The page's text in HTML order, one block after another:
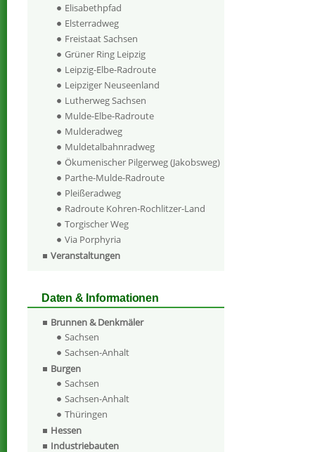
Elisabethpfad
Elsterradweg
Freistaat Sachsen
Grüner Ring Leipzig
Leipzig-Elbe-Radroute
Leipziger Neuseenland
Lutherweg Sachsen
Mulde-Elbe-Radroute
Mulderadweg
Muldetalbahnradweg
Ökumenischer Pilgerweg (Jakobsweg)
Parthe-Mulde-Radroute
Pleißeradweg
Radroute Kohren-Rochlitzer-Land
Torgischer Weg
Via Porphyria
Veranstaltungen
Daten & Informationen
Brunnen & Denkmäler
Sachsen
Sachsen-Anhalt
Burgen
Sachsen
Sachsen-Anhalt
Thüringen
Hessen
Industriebauten